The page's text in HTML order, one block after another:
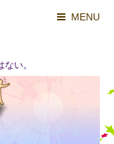
MENU
い。